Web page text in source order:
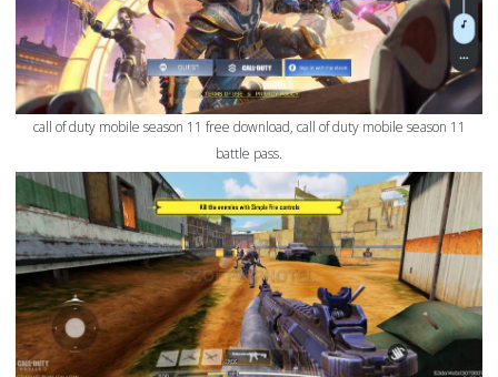
call of duty mobile season 11 free download, call of duty mobile season 11
battle pass.